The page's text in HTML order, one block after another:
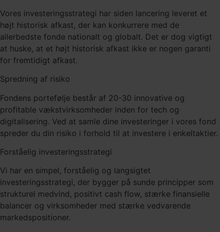
Vores investeringsstrategi har siden lancering leveret et
højt historisk afkast, der kan konkurrere med de
allerbedste fonde nationalt og globalt. Det er dog vigtigt
at huske, at et højt historisk afkast ikke er nogen garanti
for fremtidigt afkast.
Spredning af risiko
Fondens portefølje består af 20-30 innovative og
profitable vækstvirksomheder inden for tech og
digitalisering. Ved at samle dine investeringer i vores fond
spreder du din risiko i forhold til at investere i enkeltaktier.
Forståelig investeringsstrategi
Vi har en simpel, forståelig og langsigtet
investeringsstrategi, der bygger på sunde principper som
strukturel medvind, positivt cash flow, stærke finansielle
balancer og virksomheder med stærke vedvarende
markedspositioner.